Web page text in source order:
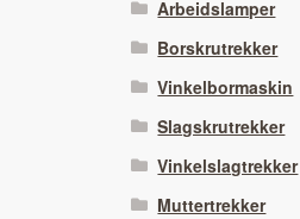
Arbeidslamper
Borskrutrekker
Vinkelbormaskin
Slagskrutrekker
Vinkelslagtrekker
Muttertrekker